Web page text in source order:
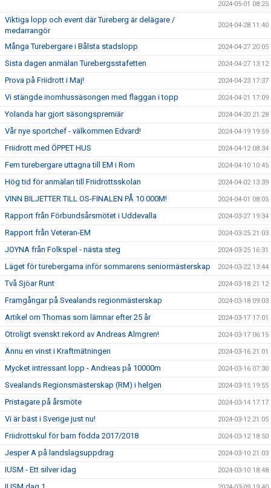
2024-05-01 08:25
Viktiga lopp och event där Tureberg är delägare /
medarrangör
2024-04-28 11:40
Många Turebergare i Bålsta stadslopp 2024-04-27 20:05
Sista dagen anmälan Turebergsstafetten 2024-04-27 13:12
Prova på Friidrott i Maj! 2024-04-23 17:37
Vi stängde inomhussäsongen med flaggan i topp 2024-04-21 17:09
Yolanda har gjort säsongspremiär 2024-04-20 21:28
Vår nye sportchef - välkommen Edvard! 2024-04-19 19:59
Friidrott med ÖPPET HUS 2024-04-12 08:34
Fem turebergare uttagna till EM i Rom 2024-04-10 10:45
Hög tid för anmälan till Friidrottsskolan 2024-04-02 13:39
VINN BILJETTER TILL OS-FINALEN PÅ 10 000M! 2024-04-01 08:05
Rapport från Förbundsårsmötet i Uddevalla 2024-03-27 19:34
Rapport från Veteran-EM 2024-03-25 21:03
JOYNA från Folkspel - nästa steg 2024-03-25 16:31
Läget för turebergarna inför sommarens seniormästerskap 2024-03-22 13:44
Två Sjöar Runt 2024-03-18 21:12
Framgångar på Svealands regionmästerskap 2024-03-18 09:03
Artikel om Thomas som lämnar efter 25 år 2024-03-17 17:01
Otroligt svenskt rekord av Andreas Almgren! 2024-03-17 06:15
Ännu en vinst i Kraftmätningen 2024-03-16 21:01
Mycket intressant lopp - Andreas på 10000m 2024-03-16 07:30
Svealands Regionsmästerskap (RM) i helgen 2024-03-15 19:55
Pristagare på årsmöte 2024-03-14 17:17
Vi är bäst i Sverige just nu! 2024-03-12 21:05
Friidrottskul för barn födda 2017/2018 2024-03-12 18:50
Jesper A på landslagsuppdrag 2024-03-10 21:03
IUSM - Ett silver idag 2024-03-10 18:48